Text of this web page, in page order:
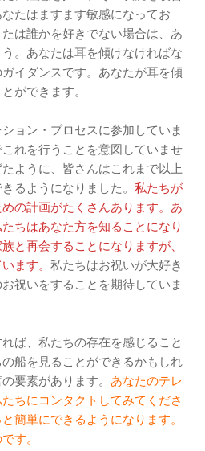
たはますます敏感になってお
は誰かを好きでない場合は、あ
。あなたは耳を傾けなければな
イダンスです。あなたが耳を傾
ができます。
ョン・プロセスに参加していま
れを行うことを意図していませ
ように、皆さんはこれまで以上
るようになりました。 私たちが
の計画がたくさんあります。あ
ちはあなた方を知ることになり
と再会することになりますが、
ます。 私たちはお祝いが大好き
祝いをすることを期待していま
ば、私たちの存在を感じること
船を見ることができるかもしれ
要素があります。 あなたのテレ
ちにコンタクトしてみてくださ
簡単にできるようになります。
す。